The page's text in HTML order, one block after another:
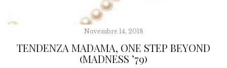
Novembre 14, 2018
TENDENZA MADAMA, ONE STEP BEYOND
(MADNESS ’79)